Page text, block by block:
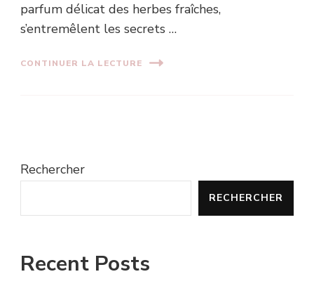
parfum délicat des herbes fraîches,
s’entremêlent les secrets …
CONTINUER LA LECTURE
Rechercher
RECHERCHER
Recent Posts